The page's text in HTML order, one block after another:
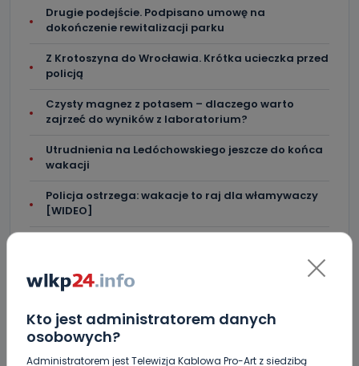
Kto jest administratorem danych
osobowych?
Administratorem jest Telewizja Kablowa Pro-Art z siedzibą
Drugie podejście. Podpisano umowę na
dokończenie rewitalizacji parku
Z Krotoszyna do Wrocławia. Krótka ucieczka przed
policją
Czysty magnez z potasem – dlaczego warto
zajrzeć do wyników z laboratorium?
Utrudnienia na Ledóchowskiego jeszcze do końca
wakacji
Policja ostrzega: wakacje to raj dla włamywaczy
[WIDEO]
Masz karaluchy w domu? Sprawdź, jak skutecznie
Bójka z użyciem noża. Zatrzymano czterech
mężczyzn z Ostrowa